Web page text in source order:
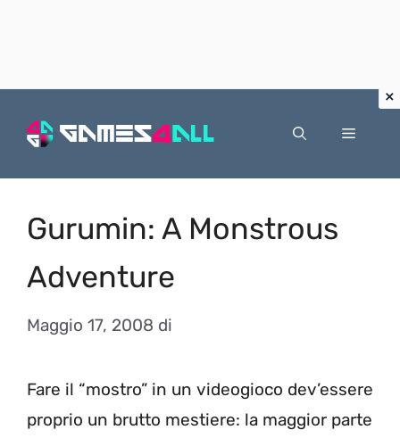
Menu
Gurumin: A Monstrous
Adventure
Maggio 17, 2008 di
Fare il “mostro” in un videogioco dev’essere
proprio un brutto mestiere: la maggior parte